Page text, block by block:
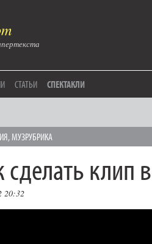
СТАТЬИ СПЕКТАКЛИ
,МУЗРУБРИКА
сделать клип
20:32